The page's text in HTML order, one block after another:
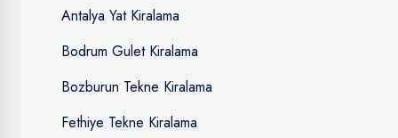
Antalya Yat Kiralama
Bodrum Gulet Kiralama
Bozburun Tekne Kiralama
Fethiye Tekne Kiralama